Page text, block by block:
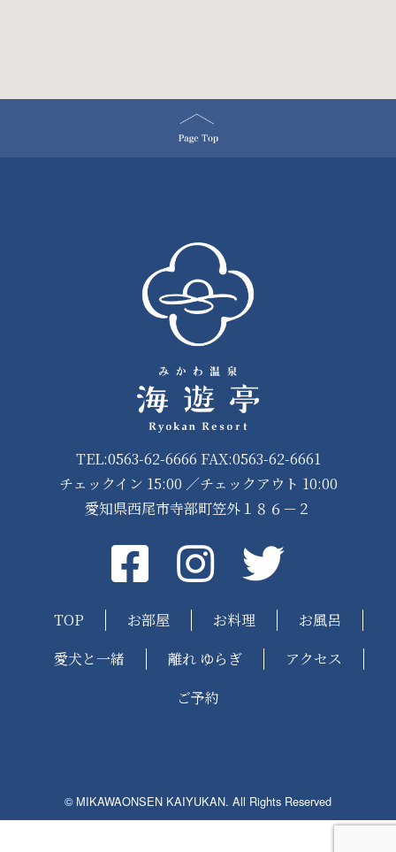
TEL:0563-62-6666 FAX:0563-62-6661
チェックイン 15:00 ／チェックアウト 10:00
愛知県西尾市寺部町笠外１８６－２
FacebookinstagramTwitter
TOP お部屋 お料理
お風呂
愛犬と一緒
離れ ゆらぎ
アクセス
ご予約
© MIKAWAONSEN KAIYUKAN. All Rights Reserved